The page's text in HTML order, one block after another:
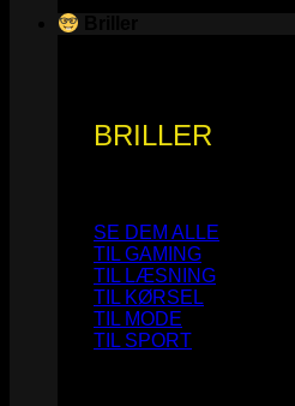
BRILLER
SE DEM ALLE
TIL GAMING
TIL LÆSNING
TIL KØRSEL
TIL MODE
TIL SPORT